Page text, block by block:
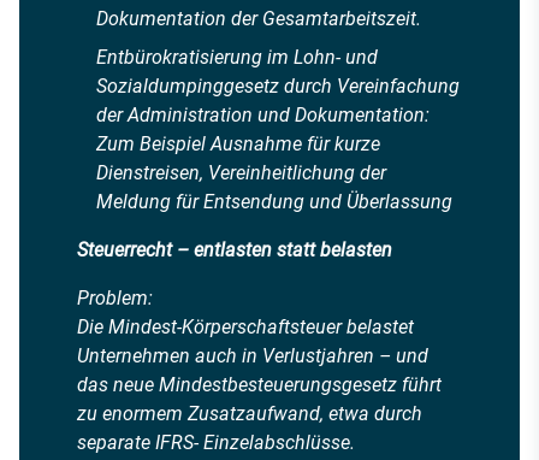
Dokumentation der Gesamtarbeitszeit.
Entbürokratisierung im Lohn- und
Sozialdumpinggesetz durch Vereinfachung
der Administration und Dokumentation:
Zum Beispiel Ausnahme für kurze
Dienstreisen, Vereinheitlichung der
Meldung für Entsendung und Überlassung
Steuerrecht – entlasten statt belasten
Problem:
Die Mindest-Körperschaftsteuer belastet
Unternehmen auch in Verlustjahren – und
das neue Mindestbesteuerungsgesetz führt
zu enormem Zusatzaufwand, etwa durch
separate IFRS- Einzelabschlüsse.